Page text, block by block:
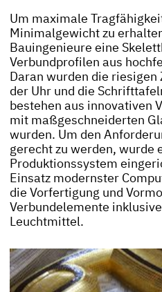
Um maximale
Minimalgewicht zu
Bauingenieure eine
Verbundprofilen aus
Daran wurden die
der Uhr und die
bestehen aus innovativen
mit maßgeschneiderten
wurden. Um den
gerecht zu werden, wurde
Produktionssystem
Einsatz modernster
die Vorfertigung und
Verbundelemente
Leuchtmittel.